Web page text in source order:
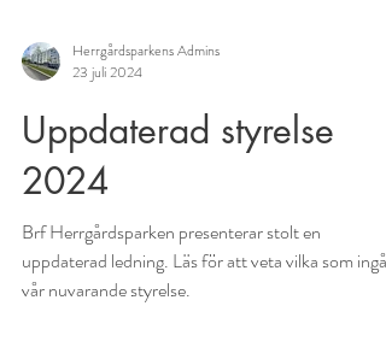
Herrgårdsparkens Admins
23 juli 2024
Uppdaterad styrelse
2024
Brf Herrgårdsparken presenterar stolt en